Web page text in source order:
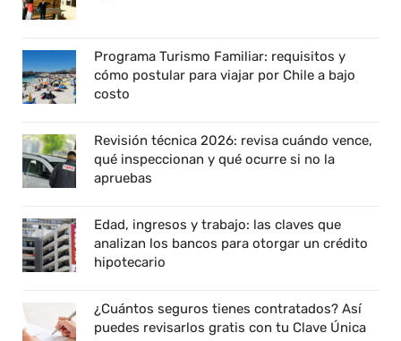
Programa Turismo Familiar: requisitos y
cómo postular para viajar por Chile a bajo
costo
Revisión técnica 2026: revisa cuándo vence,
qué inspeccionan y qué ocurre si no la
apruebas
Edad, ingresos y trabajo: las claves que
analizan los bancos para otorgar un crédito
hipotecario
¿Cuántos seguros tienes contratados? Así
puedes revisarlos gratis con tu Clave Única